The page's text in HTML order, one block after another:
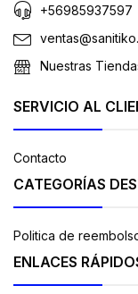
+56985937597
Nuestras
SERVICIO AL
Contacto
CATEGORÍAS
Politica de
ENLACES